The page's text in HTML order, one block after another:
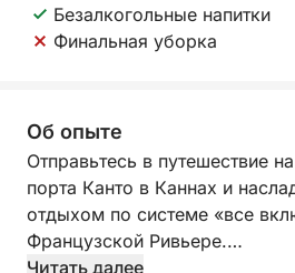
Безалкогольные напитки
Финальная уборка
Об опыте
Отправьтесь в путешествие
порта Канто в Каннах и
отдыхом по системе «все
Французской Ривьере.
Читать далее